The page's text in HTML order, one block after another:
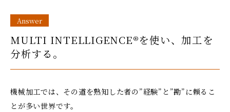
Answer
MULTI INTELLIGENCE®を使い、加工を
分析する。
機械加工では、その道を熟知した者の”経験”と”勘”に頼るこ
とが多い世界です。